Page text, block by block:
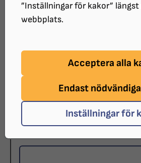
”Inställningar för kakor” längst
webbplats.
Acceptera alla
Endast
Inställningar för
Personnummer (ÅÅÅÅMMDD-